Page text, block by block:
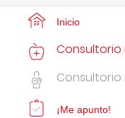
Inicio
¡Me apunto!